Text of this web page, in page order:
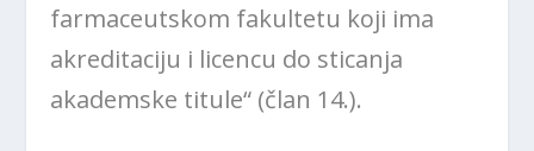
farmaceutskom fakultetu koji ima
akreditaciju i licencu do sticanja
akademske titule“ (član 14.).